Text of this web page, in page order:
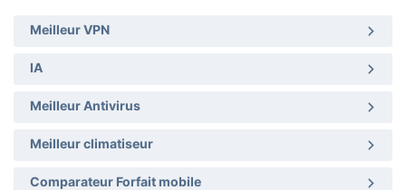
Meilleur VPN
IA
Meilleur Antivirus
Meilleur climatiseur
Comparateur Forfait mobile